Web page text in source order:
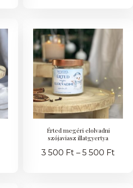
Érted megéri elolvadni
szójaviasz illatgyertya
3 500 Ft – 5 500 Ft